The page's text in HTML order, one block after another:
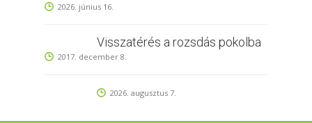
2026. június 16.
Visszatérés a rozsdás pokolba
2017. december 8.
2026. augusztus 7.